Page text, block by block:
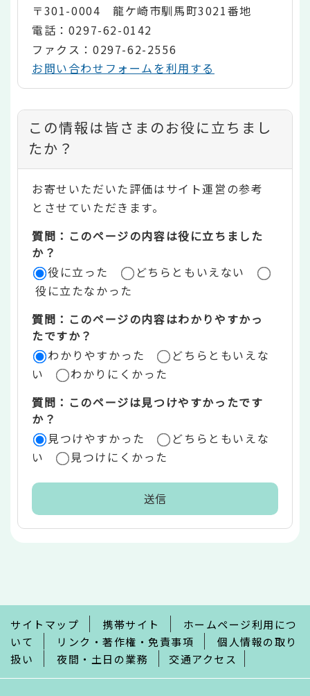
〒301-0004 龍ケ崎市馴馬町3021番地
電話：0297-62-0142
ファクス：0297-62-2556
お問い合わせフォームを利用する
コ
ン
テ
ン
ツ
評
価
リ
ア
この情報は皆さまのお役に立ちまし
たか？
お寄せいただいた評価はサイト運営の参考
とさせていただきます。
質問：このページの内容は役に立ちました
か？
役に立った
どちらともいえない
役に立たなかった
質問：このページの内容はわかりやすかっ
たですか？
わかりやすかった
どちらともいえな
い
わかりにくかった
質問：このページは見つけやすかったです
か？
見つけやすかった
どちらともいえな
い
見つけにくかった
で
サイトマップ 携帯サイト
ホームページ利用につ
いて
リンク・著作権・免責事項
個人情報の取り
扱い
夜間・土日の業務 交通アクセス